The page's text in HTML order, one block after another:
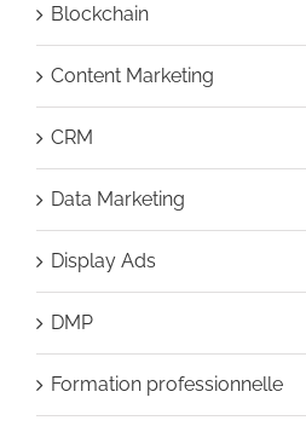
Blockchain
Content Marketing
CRM
Data Marketing
Display Ads
DMP
Formation professionnelle